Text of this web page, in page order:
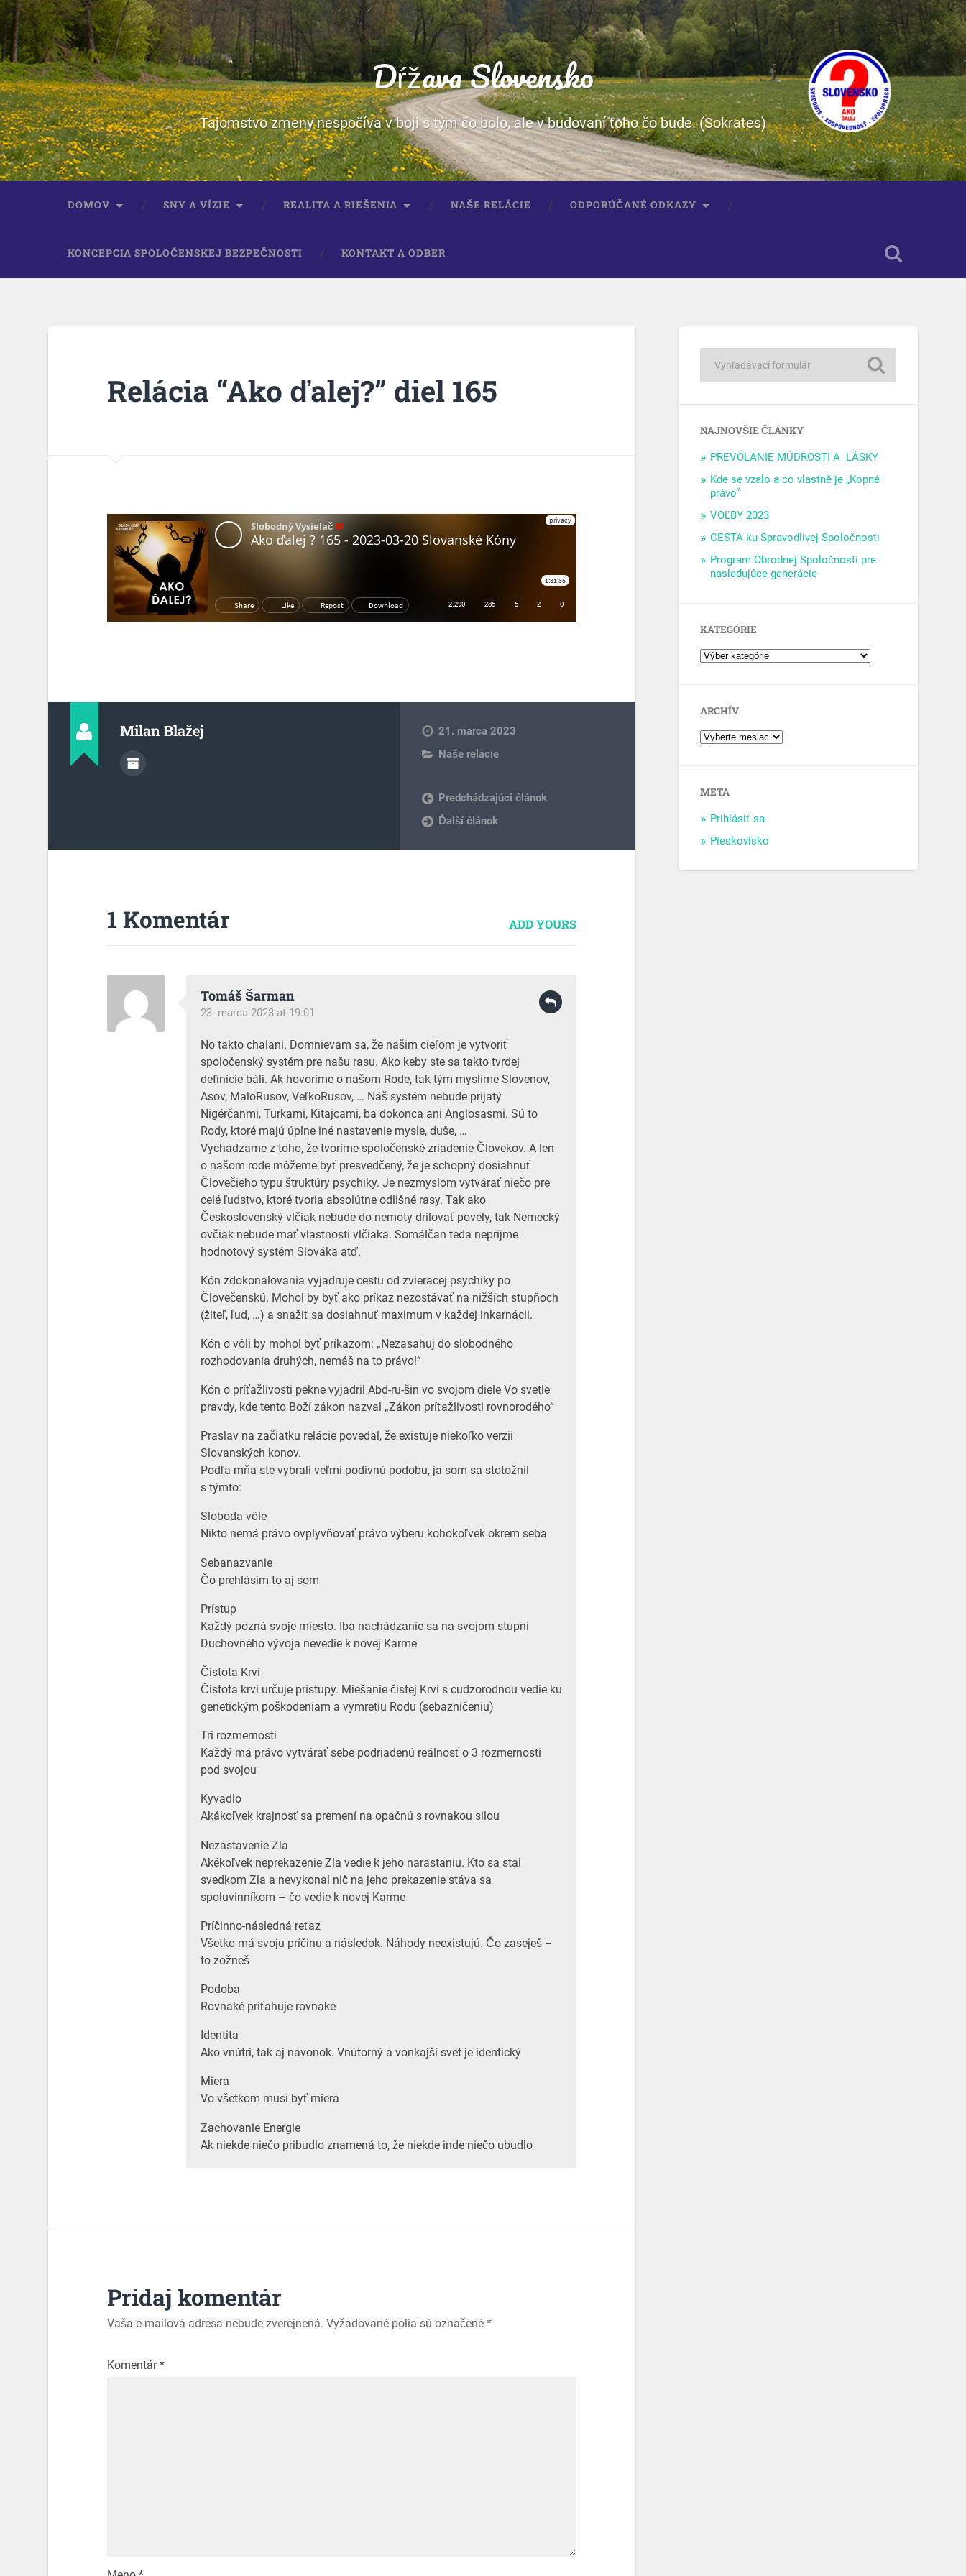
Dŕžava Slovensko
Tajomstvo zmeny nespočíva v boji s tým čo bolo, ale v budovaní toho čo bude. (Sokrates)
DOMOV SNY A VÍZIE REALITA A RIEŠENIA NAŠE RELÁCIE ODPORÚČANÉ ODKAZY
KONCEPCIA SPOLOČENSKEJ BEZPEČNOSTI KONTAKT A ODBER
Relácia “Ako ďalej?” diel 165
Milan Blažej
21. marca 2023
Naše relácie
Predchádzajúci článok
Ďalší článok
1 Komentár ADD YOURS
Tomáš Šarman
23. marca 2023 at 19:01
No takto chalani. Domnievam sa, že našim cieľom je vytvoriť
spoločenský systém pre našu rasu. Ako keby ste sa takto tvrdej
definície báli. Ak hovoríme o našom Rode, tak tým myslíme Slovenov,
Asov, MaloRusov, VeľkoRusov, … Náš systém nebude prijatý
Nigérčanmi, Turkami, Kitajcami, ba dokonca ani Anglosasmi. Sú to
Rody, ktoré majú úplne iné nastavenie mysle, duše, …
Vychádzame z toho, že tvoríme spoločenské zriadenie Človekov. A len
o našom rode môžeme byť presvedčený, že je schopný dosiahnuť
Človečieho typu štruktúry psychiky. Je nezmyslom vytvárať niečo pre
celé ľudstvo, ktoré tvoria absolútne odlišné rasy. Tak ako
Československý vlčiak nebude do nemoty drilovať povely, tak Nemecký
ovčiak nebude mať vlastnosti vlčiaka. Somálčan teda neprijme
hodnotový systém Slováka atď.
Kón zdokonalovania vyjadruje cestu od zvieracej psychiky po
Človečenskú. Mohol by byť ako príkaz nezostávať na nižších stupňoch
(žiteľ, ľud, …) a snažiť sa dosiahnuť maximum v každej inkarnácii.
Kón o vôli by mohol byť príkazom: „Nezasahuj do slobodného
rozhodovania druhých, nemáš na to právo!“
Kón o príťažlivosti pekne vyjadril Abd-ru-šin vo svojom diele Vo svetle
pravdy, kde tento Boží zákon nazval „Zákon príťažlivosti rovnorodého“
Praslav na začiatku relácie povedal, že existuje niekoľko verzii
Slovanských konov.
Podľa mňa ste vybrali veľmi podivnú podobu, ja som sa stotožnil
s týmto:
Sloboda vôle
Nikto nemá právo ovplyvňovať právo výberu kohokoľvek okrem seba
Sebanazvanie
Čo prehlásim to aj som
Prístup
Každý pozná svoje miesto. Iba nachádzanie sa na svojom stupni
Duchovného vývoja nevedie k novej Karme
Čistota Krvi
Čistota krvi určuje prístupy. Miešanie čistej Krvi s cudzorodnou vedie ku
genetickým poškodeniam a vymretiu Rodu (sebazničeniu)
Tri rozmernosti
Každý má právo vytvárať sebe podriadenú reálnosť o 3 rozmernosti
pod svojou
Kyvadlo
Akákoľvek krajnosť sa premení na opačnú s rovnakou silou
Nezastavenie Zla
Akékoľvek neprekazenie Zla vedie k jeho narastaniu. Kto sa stal
svedkom Zla a nevykonal nič na jeho prekazenie stáva sa
spoluvinníkom – čo vedie k novej Karme
Príčinno-následná reťaz
Všetko má svoju príčinu a následok. Náhody neexistujú. Čo zaseješ –
to zožneš
Podoba
Rovnaké priťahuje rovnaké
Identita
Ako vnútri, tak aj navonok. Vnútorný a vonkajší svet je identický
Miera
Vo všetkom musí byť miera
Zachovanie Energie
Ak niekde niečo pribudlo znamená to, že niekde inde niečo ubudlo
Pridaj komentár
Vaša e-mailová adresa nebude zverejnená. Vyžadované polia sú označené *
Komentár*
NAJNOVŠIE ČLÁNKY
PREVOLANIE MÚDROSTI A LÁSKY
Kde se vzalo a co vlastně je „Kopné
právo“
VOĽBY 2023
CESTA ku Spravodlivej Spoločnosti
Program Obrodnej Spoločnosti pre
nasledujúce generácie
KATEGÓRIE
ARCHÍV
META
Prihlásiť sa
Pieskovisko